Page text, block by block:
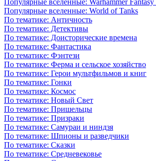
Популярные вселенные: Warhammer Fantasy
Популярные вселенные: World of Tanks
По тематике: Античность
По тематике: Детективы
По тематике: Доисторические времена
По тематике: Фантастика
По тематике: Фэнтези
По тематике: Ферма и сельское хозяйство
По тематике: Герои мультфильмов и книг
По тематике: Гонки
По тематике: Космос
По тематике: Новый Свет
По тематике: Пришельцы
По тематике: Призраки
По тематике: Самураи и ниндзя
По тематике: Шпионы и разведчики
По тематике: Сказки
По тематике: Средневековье